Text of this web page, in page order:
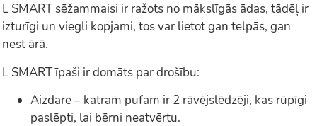
L SMART sēžammaisi ir ražots no mākslīgās ādas, tādēļ ir
izturīgi un viegli kopjami, tos var lietot gan telpās, gan
nest ārā.
L SMART īpaši ir domāts par drošību:
Aizdare – katram pufam ir 2 rāvējslēdzēji, kas rūpīgi
paslēpti, lai bērni neatvērtu.